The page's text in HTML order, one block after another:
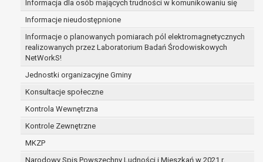
Informacja dla osób mających trudności w komunikowaniu się
Informacje nieudostępnione
Informacje o planowanych pomiarach pól elektromagnetycznych
realizowanych przez Laboratorium Badań Środowiskowych
NetWorkS!
Jednostki organizacyjne Gminy
Konsultacje społeczne
Kontrola Wewnętrzna
Kontrole Zewnętrzne
MKZP
Narodowy Spis Powszechny Ludności i Mieszkań w 2021 r.
zabezpieczenia ewentualnych roszczeń, a w
przypadku wyrażenia zgody na przetwarzanie
danych po zakończeniu i rozliczeniu umowy, do
czasu wycofania tej zgody.
Ponadto w przypadku umów o dofinansowanie
dane osobowe od momentu pozyskania
przechowywane są przez okres wynikający z
umowy o dofinansowanie zawartej między
beneficjentem a określoną instytucją, trwałości
danego projektu i konieczności zachowania
dokumentacji projektu do celów kontrolnych.
W związku z przetwarzaniem przez